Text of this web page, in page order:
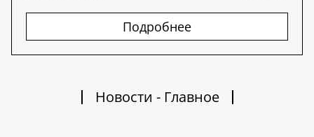
Подробнее
Новости - Главное